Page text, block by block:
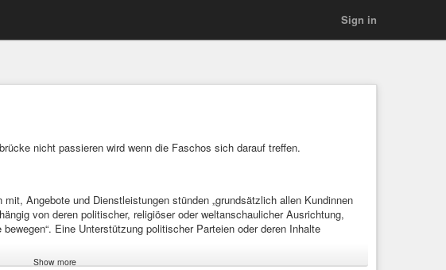
Sign in
nicht passieren wird wenn die Faschos sich darauf treffen.
Angebote und Dienstleistungen stünden „grundsätzlich allen Kundinnen
von deren politischer, religiöser oder weltanschaulicher Ausrichtung,
Eine Unterstützung politischer Parteien oder deren Inhalte
Show more